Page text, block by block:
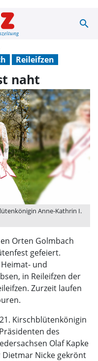
search
Reileifzen
naht
Anne-Kathrin I.
Orten Golmbach
gefeiert.
und
in Reileifzen der
Zurzeit laufen
Kirschblütenkönigin
des
Olaf Kapke
Nicke gekrönt